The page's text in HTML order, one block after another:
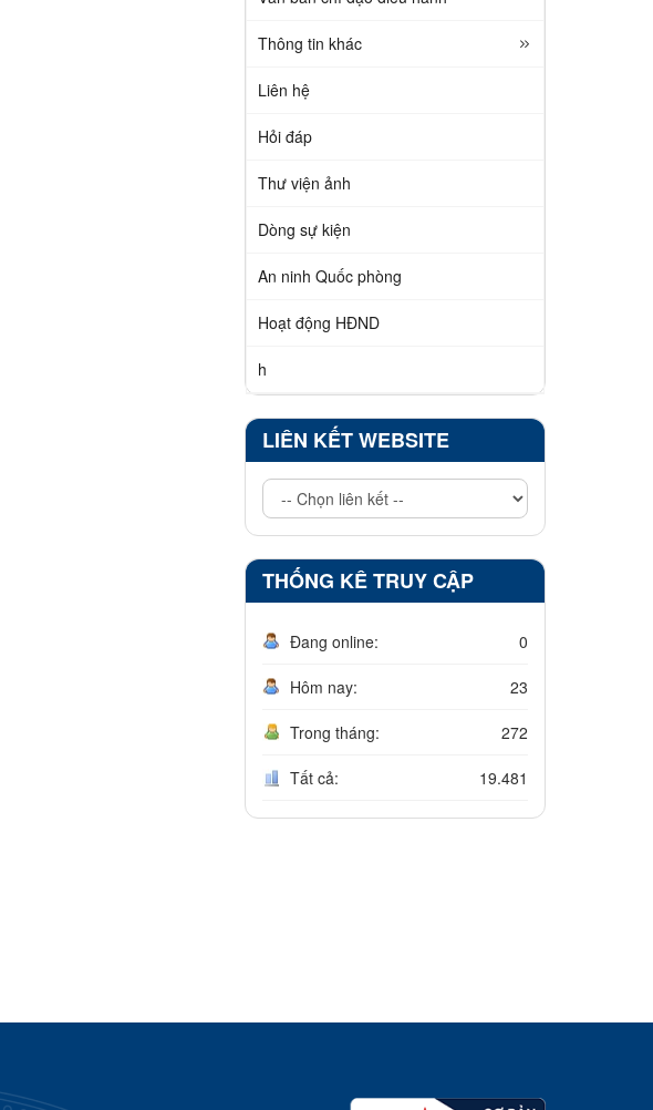
Thông tin khác
Liên hệ
Hỏi đáp
Thư viện ảnh
Dòng sự kiện
An ninh Quốc phòng
Hoạt động HĐND
h
LIÊN KẾT WEBSITE
THỐNG KÊ TRUY CẬP
Đang online: 0
Hôm nay: 23
Trong tháng: 272
Tất cả: 19.481